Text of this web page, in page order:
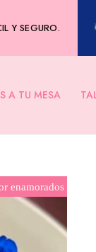
Y SEGURO.
A TU MESA
enamorados